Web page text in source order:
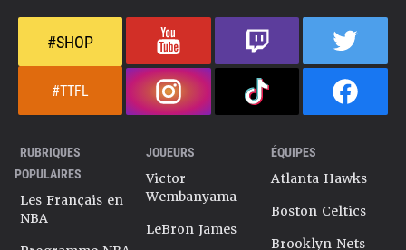
#SHOP
#TTFL
RUBRIQUES
POPULAIRES
Les Français en
NBA
JOUEURS
Victor
Wembanyama
LeBron James
ÉQUIPES
Atlanta Hawks
Boston Celtics
Brooklyn Nets